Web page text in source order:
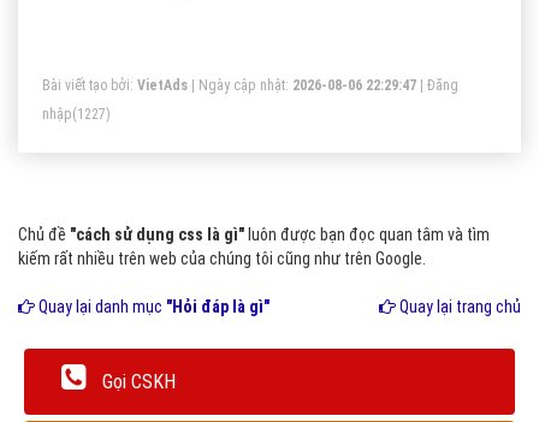
Bài viết tạo bởi: VietAds | Ngày cập nhật: 2026-08-06 22:29:47
Đăng
nhập(1227)
Chủ đề "cách sử dụng css là gì" luôn được bạn đọc quan tâm và tìm
kiếm rất nhiều trên web của chúng tôi cũng như trên Google.
Quay lại danh mục "Hỏi đáp là gì" Quay lại trang chủ
Gọi CSKH